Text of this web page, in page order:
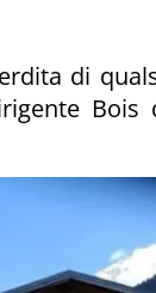
di
Bois